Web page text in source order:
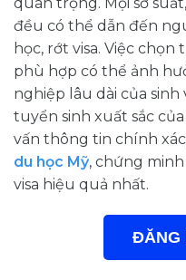
đều có thể dẫn đến
học, rớt visa. Việc
phù hợp có thể ảnh
nghiệp lâu dài của sinh
tuyển sinh xuất sắc
vấn thông tin chính
du học Mỹ, chứng
visa hiệu quả nhất.
ĐĂNG